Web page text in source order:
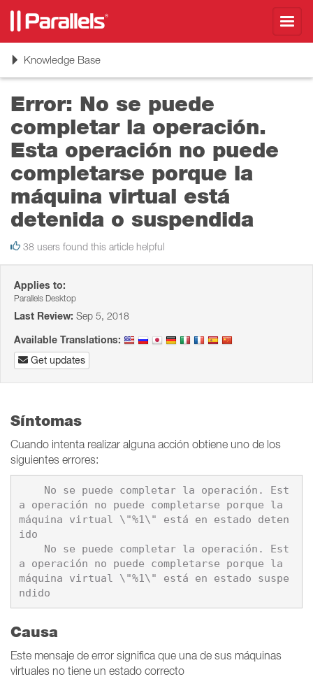
ToggleKnowledge Base
Error: No se puede
completar la operación.
Esta operación no puede
completarse porque la
máquina virtual está
detenida o suspendida
38 users found this article helpful
Applies to:
Parallels Desktop
Last Review: Sep 5, 2018
Available Translations:
Get updates
Síntomas
Cuando intenta realizar alguna acción obtiene uno de los
siguientes errores:
a operación no puede completarse porque la
máquina virtual \"%1\" está en estado deten
ido
a operación no puede completarse porque la
máquina virtual \"%1\" está en estado suspe
Causa
Este mensaje de error significa que una de sus máquinas
virtuales no tiene un estado correcto